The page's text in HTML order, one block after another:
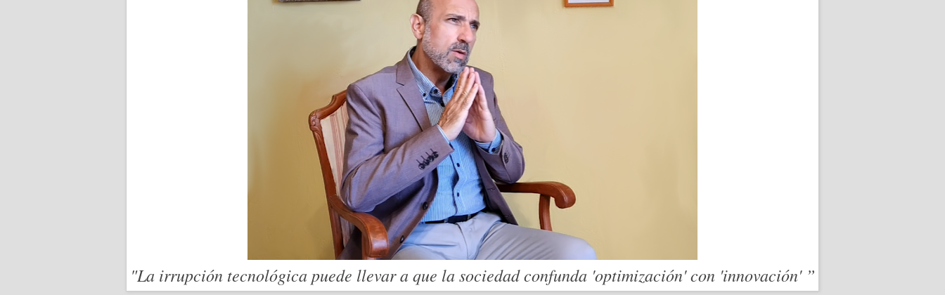
"La irrupción tecnológica puede llevar a que la sociedad confunda 'optimización' con 'innovación' ”